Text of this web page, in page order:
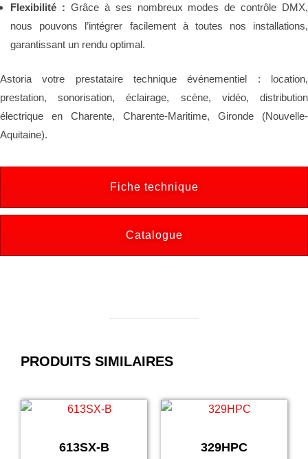
Fiche technique
Catalogue
Flexibilité : Grâce à ses nombreux modes de contrôle DMX,
nous pouvons l’intégrer facilement à toutes nos installations,
garantissant un rendu optimal.
Astoria votre prestataire technique événementiel : location,
prestation, sonorisation, éclairage, scène, vidéo, distribution
électrique en Charente, Charente-Maritime, Gironde (Nouvelle-
Aquitaine).
PRODUITS SIMILAIRES
613SX-B 329HPC